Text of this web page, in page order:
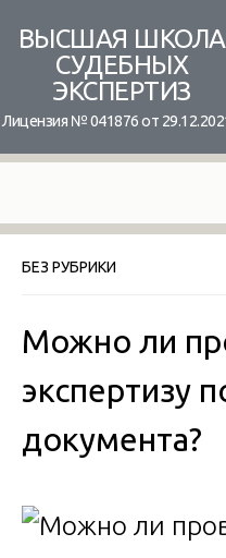
content
ВЫСШАЯ ШКОЛА
СУДЕБНЫХ
ЭКСПЕРТИЗ
Лицензия № 041876 от
БЕЗ РУБРИКИ
Можно ли
экспертизу
документа?